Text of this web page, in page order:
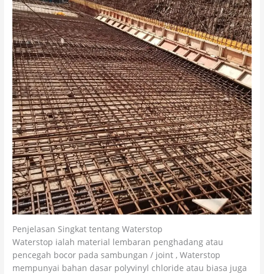
Penjelasan Singkat tentang Waterstop
Waterstop ialah material lembaran penghadang atau
pencegah bocor pada sambungan / joint , Waterstop
mempunyai bahan dasar polyvinyl chloride atau biasa juga